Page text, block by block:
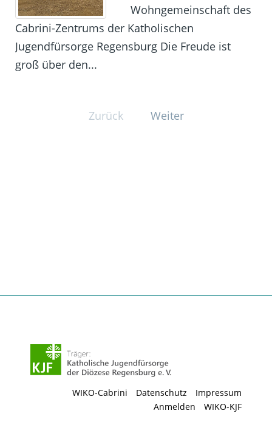
Wohngemeinschaft des
Cabrini-Zentrums der Katholischen
Jugendfürsorge Regensburg Die Freude ist
groß über den...
Zurück Weiter
Impressum
Datenschutz
WIKO-Cabrini
WIKO-KJF
Anmelden